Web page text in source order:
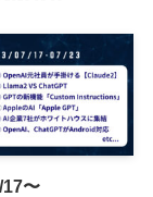
17〜